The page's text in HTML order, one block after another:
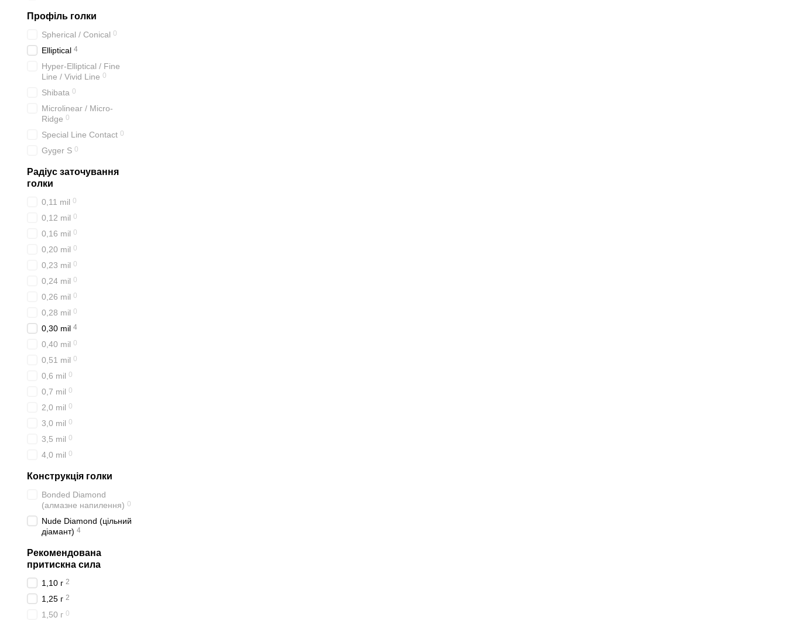
Профіль голки
Spherical / Conical 0
Elliptical 4
Hyper-Elliptical / Fine
Line / Vivid Line 0
Shibata 0
Microlineaг / Micro-
Ridge 0
Special Line Contact 0
Gyger S 0
Радіус заточування
голки
0,11 mil 0
0,12 mil 0
0,16 mil 0
0,20 mil 0
0,23 mil 0
0,24 mil 0
0,26 mil 0
0,28 mil 0
0,30 mil 4
0,40 mil 0
0,51 mil 0
0,6 mil 0
0,7 mil 0
2,0 mil 0
3,0 mil 0
3,5 mil 0
4,0 mil 0
Конструкція голки
Bonded Diamond
(алмазне напилення) 0
Nude Diamond (цільний
діамант) 4
Рекомендована
притискна сила
1,10 г 2
1,25 г 2
1,50 г 0